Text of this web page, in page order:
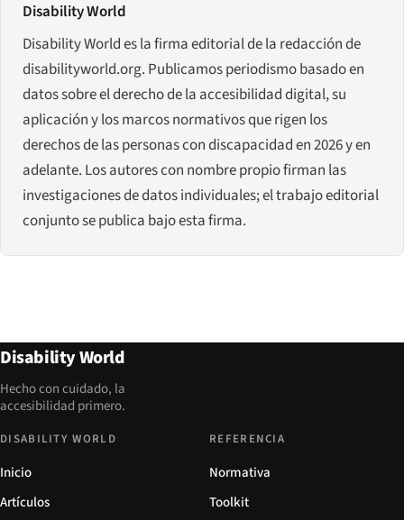
Disability World
Disability World es la firma editorial de la redacción de
disabilityworld.org. Publicamos periodismo basado en
datos sobre el derecho de la accesibilidad digital, su
aplicación y los marcos normativos que rigen los
derechos de las personas con discapacidad en 2026 y en
adelante. Los autores con nombre propio firman las
investigaciones de datos individuales; el trabajo editorial
conjunto se publica bajo esta firma.
Disability World
Hecho con cuidado, la
accesibilidad primero.
DISABILITY WORLD
Inicio
Artículos
REFERENCIA
Normativa
Toolkit